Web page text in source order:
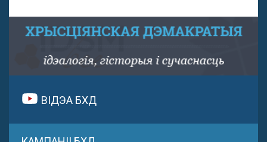
ВІДЭА БХД